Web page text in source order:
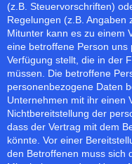
(z.B. Steuervorschriften)
Regelungen (z.B. Angaben
Mitunter kann es zu einem
eine betroffene Person
Verfügung stellt, die in der
müssen. Die betroffene
personenbezogene Daten
Unternehmen mit ihr einen
Nichtbereitstellung der
dass der Vertrag mit dem
könnte. Vor einer
den Betroffenen muss sich